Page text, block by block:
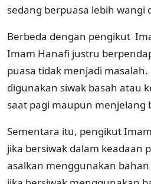
sedang berpuasa lebih wangi
Berbeda dengan pengikut
Imam Hanafi justru
puasa tidak menjadi masalah.
digunakan siwak basah atau
saat pagi maupun menjelang
Sementara itu, pengikut
jika bersiwak dalam keadaan
asalkan menggunakan